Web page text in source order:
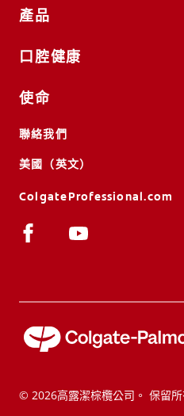
產品
口腔健康
使命
聯絡我們
美國（英文）
ColgateProfessional.com
© 2026高露潔棕欖公司。 保留所